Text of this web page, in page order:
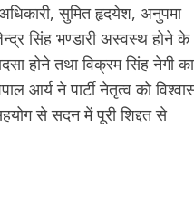
सुमित हृदयेश, अनुपमा
सिंह भण्डारी अस्वस्थ होने के
होने तथा विक्रम सिंह नेगी का
आर्य ने पार्टी नेतृत्व को
से सदन में पूरी शिद्दत से